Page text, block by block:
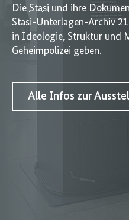
Die Stasi und ihre
Stasi-Unterlagen-Archiv
in Ideologie, Struktur und
Geheimpolizei geben.
Alle Infos zur